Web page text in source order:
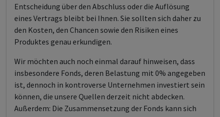
Entscheidung über den Abschluss oder die Auflösung
eines Vertrags bleibt bei Ihnen. Sie sollten sich daher zu
den Kosten, den Chancen sowie den Risiken eines
Produktes genau erkundigen.
Wir möchten auch noch einmal darauf hinweisen, dass
insbesondere Fonds, deren Belastung mit 0% angegeben
ist, dennoch in kontroverse Unternehmen investiert sein
können, die unsere Quellen derzeit nicht abdecken.
Außerdem: Die Zusammensetzung der Fonds kann sich